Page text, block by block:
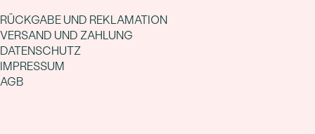
RÜCKGABE UND REKLAMATION
VERSAND UND ZAHLUNG
DATENSCHUTZ
IMPRESSUM
AGB